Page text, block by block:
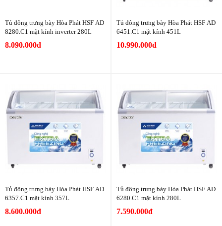
Tủ đông trưng bày Hòa Phát HSF AD
8280.C1 mặt kính inverter 280L
8.090.000đ
Tủ đông trưng bày Hòa Phát HSF AD
6451.C1 mặt kính 451L
10.990.000đ
Tủ đông trưng bày Hòa Phát HSF AD
6357.C1 mặt kính 357L
8.600.000đ
Tủ đông trưng bày Hòa Phát HSF AD
6280.C1 mặt kính 280L
7.590.000đ